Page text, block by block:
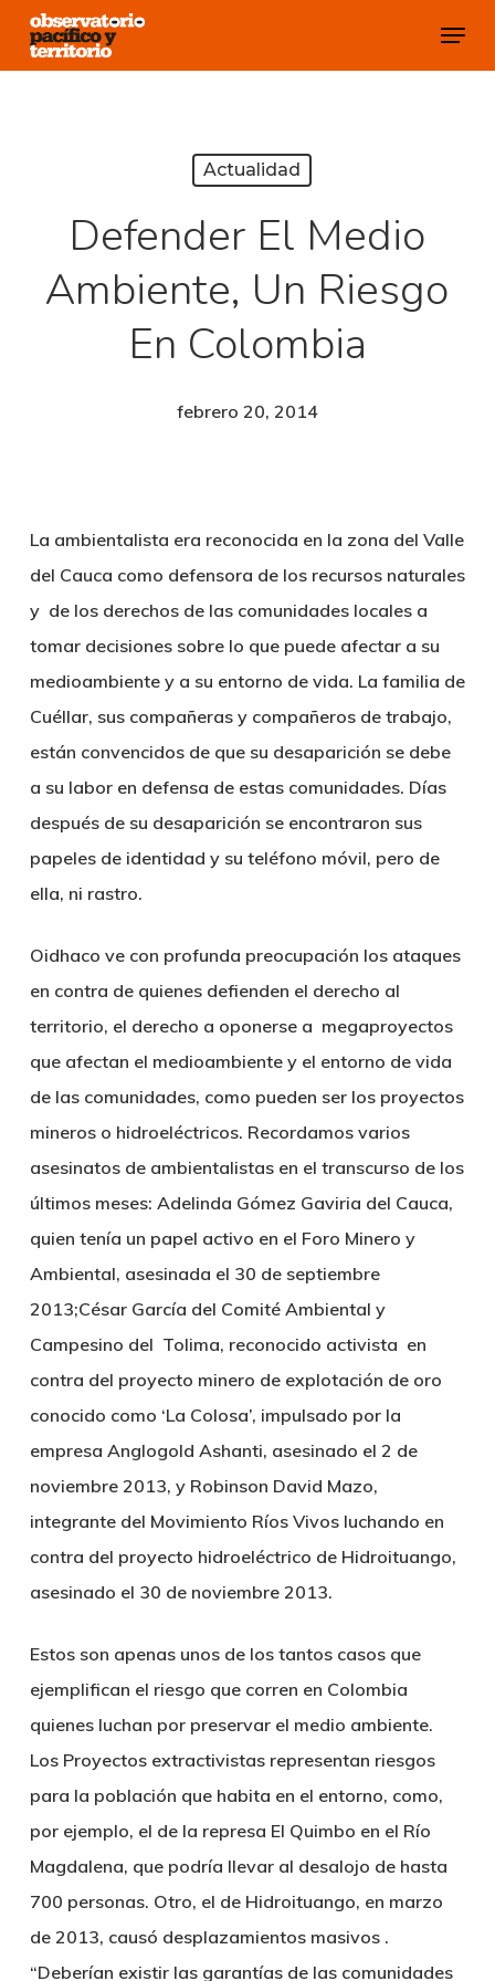
Skip
Menu
Actualidad
Defender El Medio
Ambiente, Un Riesgo
En Colombia
febrero 20, 2014
La ambientalista era reconocida en la zona del Valle
del Cauca como defensora de los recursos naturales
y de los derechos de las comunidades locales a
tomar decisiones sobre lo que puede afectar a su
medioambiente y a su entorno de vida. La familia de
Cuéllar, sus compañeras y compañeros de trabajo,
están convencidos de que su desaparición se debe
a su labor en defensa de estas comunidades. Días
después de su desaparición se encontraron sus
papeles de identidad y su teléfono móvil, pero de
ella, ni rastro.
Oidhaco ve con profunda preocupación los ataques
en contra de quienes defienden el derecho al
territorio, el derecho a oponerse a megaproyectos
que afectan el medioambiente y el entorno de vida
de las comunidades, como pueden ser los proyectos
mineros o hidroeléctricos. Recordamos varios
asesinatos de ambientalistas en el transcurso de los
últimos meses: Adelinda Gómez Gaviria del Cauca,
quien tenía un papel activo en el Foro Minero y
Ambiental, asesinada el 30 de septiembre
2013;César García del Comité Ambiental y
Campesino del Tolima, reconocido activista en
contra del proyecto minero de explotación de oro
conocido como ‘La Colosa’, impulsado por la
empresa Anglogold Ashanti, asesinado el 2 de
noviembre 2013, y Robinson David Mazo,
integrante del Movimiento Ríos Vivos luchando en
contra del proyecto hidroeléctrico de Hidroituango,
asesinado el 30 de noviembre 2013.
Estos son apenas unos de los tantos casos que
ejemplifican el riesgo que corren en Colombia
quienes luchan por preservar el medio ambiente.
Los Proyectos extractivistas representan riesgos
para la población que habita en el entorno, como,
por ejemplo, el de la represa El Quimbo en el Río
Magdalena, que podría llevar al desalojo de hasta
700 personas. Otro, el de Hidroituango, en marzo
de 2013, causó desplazamientos masivos .
“Deberían existir las garantías de las comunidades
Close